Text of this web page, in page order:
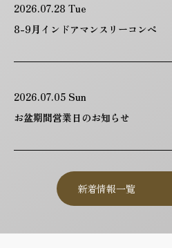
2026.07.28 Tue
8-9月インドアマンスリーコンペ
2026.07.05 Sun
お盆期間営業日のお知らせ
新着情報一覧